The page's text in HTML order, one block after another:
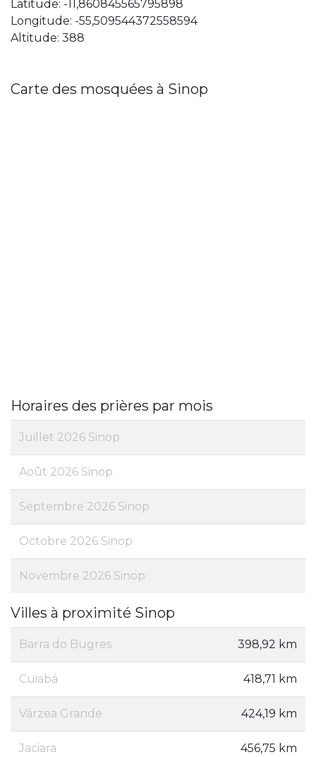
Latitude: -11,860845565795898
Longitude: -55,509544372558594
Altitude: 388
Carte des mosquées à Sinop
Horaires des prières par mois
Juillet 2026 Sinop
Août 2026 Sinop
Septembre 2026 Sinop
Octobre 2026 Sinop
Novembre 2026 Sinop
Villes à proximité Sinop
Barra do Bugres 398,92 km
Cuiabá 418,71 km
Várzea Grande 424,19 km
Jaciara 456,75 km